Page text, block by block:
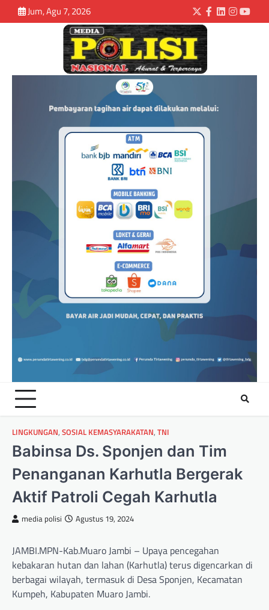
Jum, Agu 7, 2026
LINGKUNGAN, SOSIAL KEMASYARAKATAN, TNI
Babinsa Ds. Sponjen dan Tim
Penanganan Karhutla Bergerak
Aktif Patroli Cegah Karhutla
media polisi Agustus 19, 2024
JAMBI.MPN-Kab.Muaro Jambi – Upaya pencegahan
kebakaran hutan dan lahan (Karhutla) terus digencarkan di
berbagai wilayah, termasuk di Desa Sponjen, Kecamatan
Kumpeh, Kabupaten Muaro Jambi.